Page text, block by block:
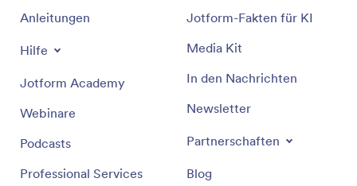
Anleitungen
Hilfe
Jotform Academy
Webinare
Podcasts
Professional Services
Jotform-Fakten für KI
Media Kit
In den Nachrichten
Newsletter
Partnerschaften
Blog